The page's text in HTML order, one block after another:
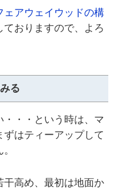
ェアウェイウッドの構
ておりますので、よろ
る
・・・という時は、マ
ずはティーアップして
干高め、最初は地面か